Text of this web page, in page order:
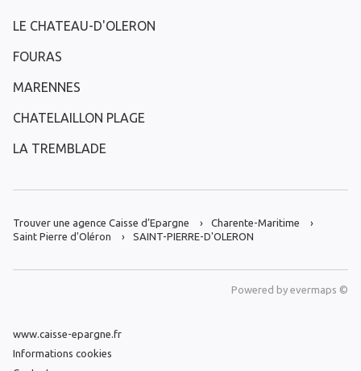
LE CHATEAU-D'OLERON
FOURAS
MARENNES
CHATELAILLON PLAGE
LA TREMBLADE
Trouver une agence Caisse d’Epargne
Charente-Maritime
Saint Pierre d'Oléron
SAINT-PIERRE-D'OLERON
Powered by evermaps ©
www.caisse-epargne.fr
Informations cookies